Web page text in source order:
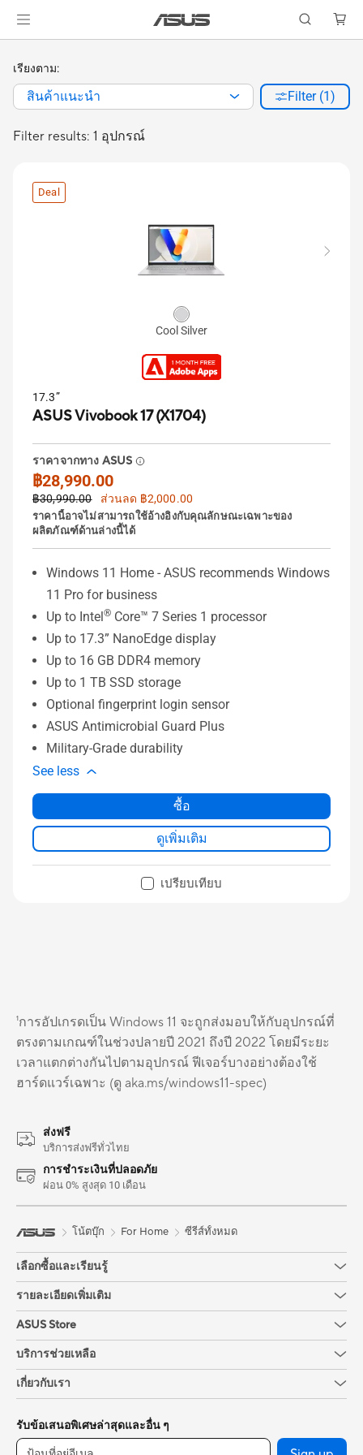
Filter results: 1 อุปกรณ์
เรียงตาม:
สินค้าแนะนำ Filter (1)
Deal
Cool Silver
17.3”
ASUS Vivobook 17 (X1704)
ราคาจากทาง ASUS
฿28,990.00
฿30,990.00
ส่วนลด ฿2,000.00
ราคานี้อาจไม่สามารถใช้อ้างอิงกับคุณลักษณะเฉพาะของ
ผลิตภัณฑ์ด้านล่างนี้ได้
Windows 11 Home - ASUS recommends Windows
11 Pro for business
Up to Intel® Core™ 7 Series 1 processor
Up to 17.3” NanoEdge display
Up to 16 GB DDR4 memory
Up to 1 TB SSD storage
Optional fingerprint login sensor
ASUS Antimicrobial Guard Plus
Military-Grade durability
See less
ซื้อ
ดูเพิ่มเติม
เปรียบเทียบ
¹การอัปเกรดเป็น Windows 11 จะถูกส่งมอบให้กับอุปกรณ์ที่
ตรงตามเกณฑ์ในช่วงปลายปี 2021 ถึงปี 2022 โดยมีระยะ
เวลาแตกต่างกันไปตามอุปกรณ์ ฟีเจอร์บางอย่างต้องใช้
ฮาร์ดแวร์เฉพาะ (ดู aka.ms/windows11-spec)
ส่งฟรี
บริการส่งฟรีทั่วไทย
การชำระเงินที่ปลอดภัย
ผ่อน 0% สูงสุด 10 เดือน
โน้ตบุ๊ก For Home ซีรีส์ทั้งหมด
เลือกซื้อและเรียนรู้
รายละเอียดเพิ่มเติม
ASUS Store
บริการช่วยเหลือ
เกี่ยวกับเรา
รับข้อเสนอพิเศษล่าสุดและอื่น ๆ